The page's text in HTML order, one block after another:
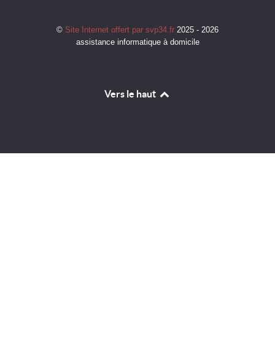
© Site Internet offert par svp34.fr 2025 - 2026
assistance informatique à domicile
Vers le haut